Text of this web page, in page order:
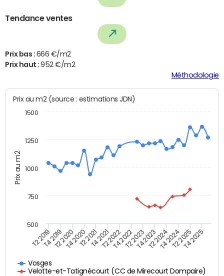
Tendance ventes
Prix bas : 666 €/m2
Prix haut :952 €/m2
Méthodologie
Prix au m2
Prix au m2 (source : estimations JDN)
Vosges
Velotte-et-Tatignécourt (CC de Mirecourt Dompaire)
T2 2019T4 2019T2 2020T4 2020T2 2021T4 2021T2 2022T4 2022T2 2023T4 2023T2 2024T4 2024T2 2025T4 2025
1000
500
750
1250
1500